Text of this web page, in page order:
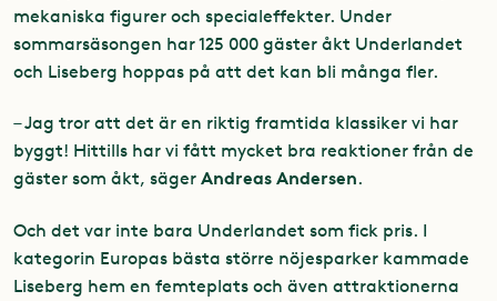
mekaniska figurer och specialeffekter. Under
sommarsäsongen har 125 000 gäster åkt Underlandet
och Liseberg hoppas på att det kan bli många fler.
– Jag tror att det är en riktig framtida klassiker vi har
byggt! Hittills har vi fått mycket bra reaktioner från de
gäster som åkt, säger Andreas Andersen.
Och det var inte bara Underlandet som fick pris. I
kategorin Europas bästa större nöjesparker kammade
Liseberg hem en femteplats och även attraktionerna